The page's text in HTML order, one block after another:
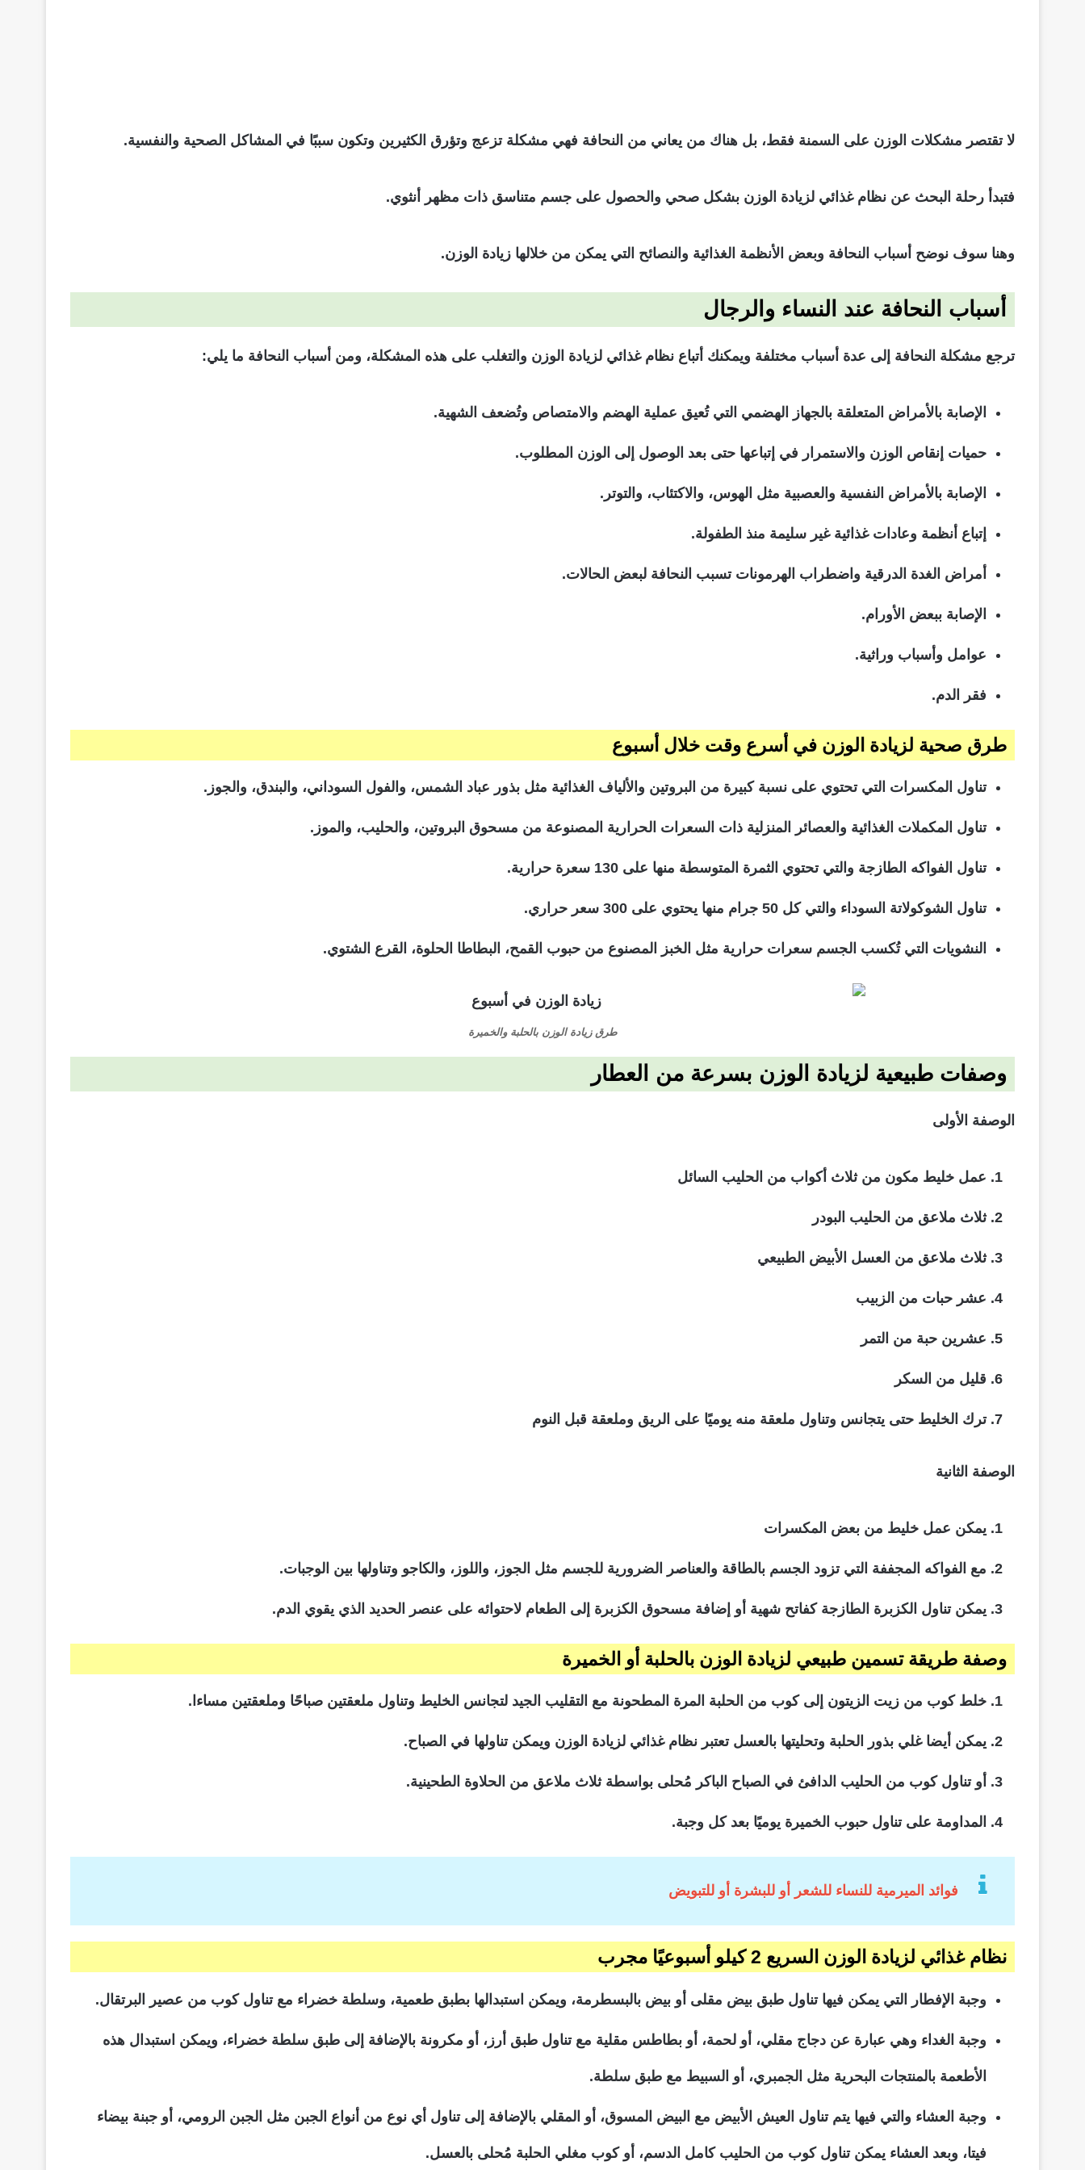
لا تقتصر مشكلات الوزن على السمنة فقط، بل هناك من يعاني من النحافة فهي مشكلة تزعج وتؤرق الكثيرين وتكون سببًا في المشاكل الصحية والنفسية.
فتبدأ رحلة البحث عن نظام غذائي لزيادة الوزن بشكل صحي والحصول على جسم متناسق ذات مظهر أنثوي.
وهنا سوف نوضح أسباب النحافة وبعض الأنظمة الغذائية والنصائح التي يمكن من خلالها زيادة الوزن.
أسباب النحافة عند النساء والرجال
ترجع مشكلة النحافة إلى عدة أسباب مختلفة ويمكنك أتباع نظام غذائي لزيادة الوزن والتغلب على هذه المشكلة، ومن أسباب النحافة ما يلي:
الإصابة بالأمراض المتعلقة بالجهاز الهضمي التي تُعيق عملية الهضم والامتصاص وتُضعف الشهية.
حميات إنقاص الوزن والاستمرار في إتباعها حتى بعد الوصول إلى الوزن المطلوب.
الإصابة بالأمراض النفسية والعصبية مثل الهوس، والاكتئاب، والتوتر.
إتباع أنظمة وعادات غذائية غير سليمة منذ الطفولة.
أمراض الغدة الدرقية واضطراب الهرمونات تسبب النحافة لبعض الحالات.
الإصابة ببعض الأورام.
عوامل وأسباب وراثية.
فقر الدم.
طرق صحية لزيادة الوزن في أسرع وقت خلال أسبوع
تناول المكسرات التي تحتوي على نسبة كبيرة من البروتين والألياف الغذائية مثل بذور عباد الشمس، والفول السوداني، والبندق، والجوز.
تناول المكملات الغذائية والعصائر المنزلية ذات السعرات الحرارية المصنوعة من مسحوق البروتين، والحليب، والموز.
تناول الفواكه الطازجة والتي تحتوي الثمرة المتوسطة منها على 130 سعرة حرارية.
تناول الشوكولاتة السوداء والتي كل 50 جرام منها يحتوي على 300 سعر حراري.
النشويات التي تُكسب الجسم سعرات حرارية مثل الخبز المصنوع من حبوب القمح، البطاطا الحلوة، القرع الشتوي.
طرق زيادة الوزن بالحلبة والخميرة
وصفات طبيعية لزيادة الوزن بسرعة من العطار
الوصفة الأولى
عمل خليط مكون من ثلاث أكواب من الحليب السائل
ثلاث ملاعق من الحليب البودر
ثلاث ملاعق من العسل الأبيض الطبيعي
عشر حبات من الزبيب
عشرين حبة من التمر
قليل من السكر
ترك الخليط حتى يتجانس وتناول ملعقة منه يوميًا على الريق وملعقة قبل النوم
الوصفة الثانية
يمكن عمل خليط من بعض المكسرات
مع الفواكه المجففة التي تزود الجسم بالطاقة والعناصر الضرورية للجسم مثل الجوز، واللوز، والكاجو وتناولها بين الوجبات.
يمكن تناول الكزبرة الطازجة كفاتح شهية أو إضافة مسحوق الكزبرة إلى الطعام لاحتوائه على عنصر الحديد الذي يقوي الدم.
وصفة طريقة تسمين طبيعي لزيادة الوزن بالحلبة أو الخميرة
خلط كوب من زيت الزيتون إلى كوب من الحلبة المرة المطحونة مع التقليب الجيد لتجانس الخليط وتناول ملعقتين صباحًا وملعقتين مساءا.
يمكن أيضا غلي بذور الحلبة وتحليتها بالعسل تعتبر نظام غذائي لزيادة الوزن ويمكن تناولها في الصباح.
أو تناول كوب من الحليب الدافئ في الصباح الباكر مُحلى بواسطة ثلاث ملاعق من الحلاوة الطحينية.
المداومة على تناول حبوب الخميرة يوميًا بعد كل وجبة.
فوائد الميرمية للنساء للشعر أو للبشرة أو للتبويض
نظام غذائي لزيادة الوزن السريع 2 كيلو أسبوعيًا مجرب
وجبة الإفطار التي يمكن فيها تناول طبق بيض مقلى أو بيض بالبسطرمة، ويمكن استبدالها بطبق طعمية، وسلطة خضراء مع تناول كوب من عصير البرتقال.
وجبة الغداء وهي عبارة عن دجاج مقلي، أو لحمة، أو بطاطس مقلية مع تناول طبق أرز، أو مكرونة بالإضافة إلى طبق سلطة خضراء، ويمكن استبدال هذه
الأطعمة بالمنتجات البحرية مثل الجمبري، أو السبيط مع طبق سلطة.
وجبة العشاء والتي فيها يتم تناول العيش الأبيض مع البيض المسوق، أو المقلي بالإضافة إلى تناول أي نوع من أنواع الجبن مثل الجبن الرومي، أو جبنة بيضاء
فيتا، وبعد العشاء يمكن تناول كوب من الحليب كامل الدسم، أو كوب مغلي الحلبة مُحلى بالعسل.